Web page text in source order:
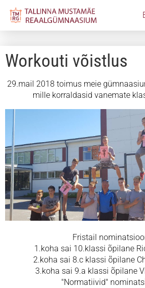
Workouti võistlus
29.mail 2018 toimus meie
mille korraldasid vanemate
Fristail
1.koha sai 10.klassi õpilane
2.koha sai 8.c klassi õpilane
3.koha sai 9.a klassi õpilane
"Normatiivid"